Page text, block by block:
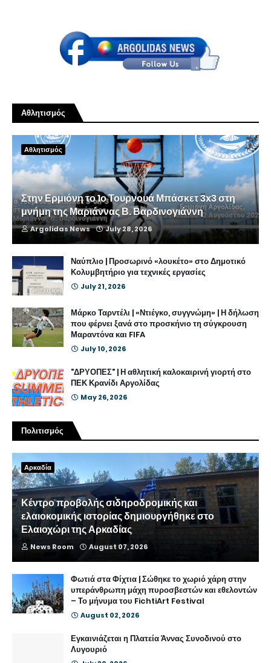
Αθλητισμός
Αθλητισμός
Στην Ερμιόνη το 1ο Τουρνουά Μπάσκετ 3x3 στη
μνήμη της Μαριάννας Β. Βαρδινογιάννη
Argolidas News July 28, 2026
Ναύπλιο | Προσωρινό «λουκέτο» στο Δημοτικό
Κολυμβητήριο για τεχνικές εργασίες
July 21, 2026
Μάρκο Ταρντέλι | «Ντιέγκο, συγγνώμη» | Η δήλωση
που φέρνει ξανά στο προσκήνιο τη σύγκρουση
Μαραντόνα και FIFA
July 10, 2026
"ΔΡΥΟΠΕΣ" | Η αθλητική καλοκαιρινή γιορτή στο
ΠΕΚ Κρανίδι Αργολίδας
May 26, 2026
Πολιτισμός
Αρκαδία
Κέντρο προβολής σιδηροδρομικής και
ελαιοκομικής ιστορίας δημιουργήθηκε στο
Ελαιοχώρι της Αρκαδίας
News Room August 07, 2026
Φωτιά στα Φίχτια | Σώθηκε το χωριό χάρη στην
υπεράνθρωπη μάχη πυροσβεστών και εθελοντών
– Το μήνυμα του FichtiArt Festival
August 02, 2026
Εγκαινιάζεται η Πλατεία Άννας Συνοδινού στο
Λυγουριό